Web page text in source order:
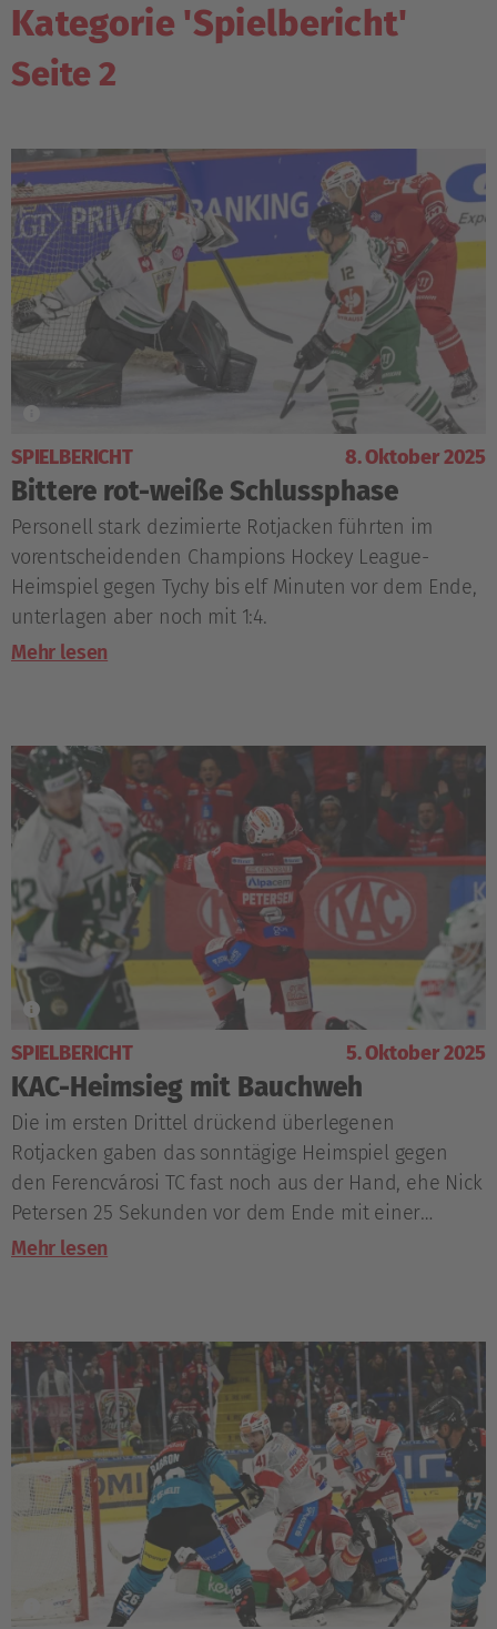
Kategorie 'Spielbericht'
Seite 2
SPIELBERICHT 8. Oktober 2025
Bittere rot-weiße Schlussphase
Personell stark dezimierte Rotjacken führten im
vorentscheidenden Champions Hockey League-
Heimspiel gegen Tychy bis elf Minuten vor dem Ende,
unterlagen aber noch mit 1:4.
Mehr lesen
SPIELBERICHT 5. Oktober 2025
KAC-Heimsieg mit Bauchweh
Die im ersten Drittel drückend überlegenen
Rotjacken gaben das sonntägige Heimspiel gegen
den Ferencvárosi TC fast noch aus der Hand, ehe Nick
Petersen 25 Sekunden vor dem Ende mit einer
Einzelaktion den 3:2-Sieg fixierte.
Mehr lesen